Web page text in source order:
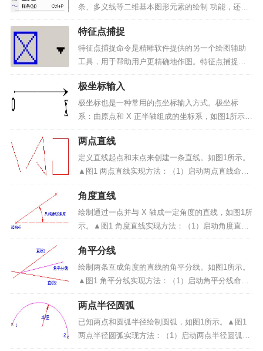
条、多义线等二维基本图形元素的绘制 功能，还提
供了矩形、星形、正多边形、双线和箭头、公式曲
线等一些常用的特征图形元素的绘 制功能。用户可
以利用这些功能，方便快捷地绘制出各种各样复杂
的二维平面设计图形...
特征点捕捉
特征点捕捉命令是精雕软件提供的另一个绘图辅助
工具，用于帮助用户更精确地作图。特征点捕捉也
即我们通常所说的自动导航。采用下面方法可切换
特征点捕捉命令的开启与关闭：1）单击菜单栏中的
“视图/自动导航”菜单命令，即可切换自动捕捉的开
关。2）单击工...
极坐标输入
极坐标也是一种常用的点坐标输入方式。极坐标
系：由原点和 X 正半轴组成的坐标系，如图1所示。
▲图1 极坐标系极坐标：在极坐标系中，由角度、长
度来确定另一点位置的坐标。1、极坐标的表示方法
（~长度，角度）或（~ρ，α）。如图2所示。▲图2
极...
两点直线
定义直线起点和末点来创建一条直线。如图1所示。
▲图1 两点直线实现方法：（1）启动两点直线命
令；（2）输入直线起点和末点。操作步骤：1、启
动两点直线命令：点击“曲线绘制”->“直线”菜单项或
绘制工具条中的<两点直线（图2）>...
角度直线
绘制通过一点并与 X 轴成一定角度的直线，如图1所
示。▲图1 角度直线实现方法：（1）启动角度直线
命令；（2）输入直线起点；（3）输入直线角度；
（4）输入直线长度。操作步骤：1、启动角度直线
命令：点击“曲线绘制”-> “直线”菜单项或...
角平分线
绘制两条互成角度的直线的角平分线。如图1所示。
▲图1 角平分线实现方法：（1）启动角平分线命
令；（2）拾取两条直线；（3）输入角平分线长
度。操作步骤：1、启动角平分线命令：点击“曲线绘
制”->“直线”菜单项或绘制工具条中的<两点...
两点半径圆弧
已知两点和圆弧半径绘制圆弧，如图1所示。▲图1
两点半径圆弧实现方法：（1）启动两点半径圆弧命
令；（2）输入圆弧的起始点和终止点；（3）输入